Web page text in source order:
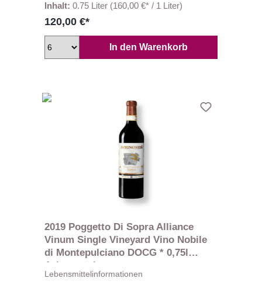
Inhalt: 0.75 Liter (160,00 €* / 1 Liter)
120,00 €*
In den Warenkorb
2019 Poggetto Di Sopra Alliance
Vinum Single Vineyard Vino Nobile
di Montepulciano DOCG * 0,75l
Avignonesi
Lebensmittelinformationen